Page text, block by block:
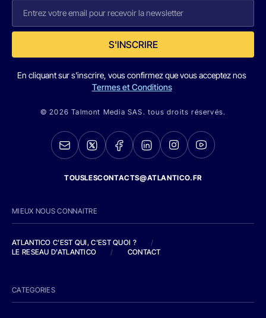
S'INSCRIRE
En cliquant sur s'inscrire, vous confirmez que vous acceptez nos
Termes et Conditions
© 2026 Talmont Media SAS. tous droits réservés.
TOUSLESCONTACTS@ATLANTICO.FR
MIEUX NOUS CONNAITRE
ATLANTICO C'EST QUI, C'EST QUOI ?
/
LE RESEAU D'ATLANTICO
/ CONTACT
CATEGORIES